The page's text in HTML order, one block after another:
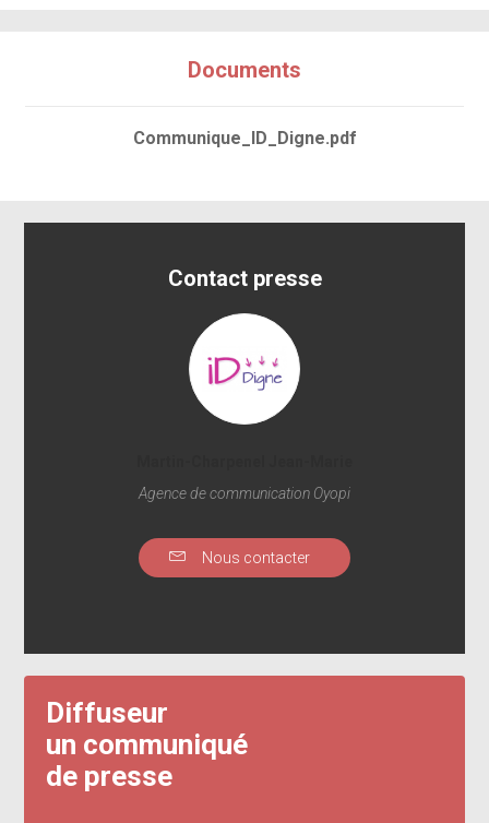
Documents
Communique_ID_Digne.pdf
Contact presse
Agence de communication Oyopi
Nous contacter
Diffuseur
un communiqué
de presse